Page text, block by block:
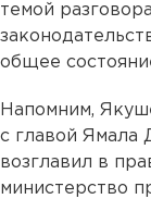
темой
общее
Напомним,
с главой Ямала
возглавил в
министерство